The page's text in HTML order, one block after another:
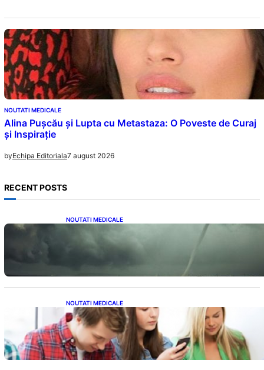
NOUTATI MEDICALE
Alina Pușcău și Lupta cu Metastaza: O Poveste de Curaj
și Inspirație
byEchipa Editoriala7 august 2026
RECENT POSTS
NOUTATI MEDICALE
România în fața unei veri extreme: Canicula
și efectele sale devastatoare în august
NOUTATI MEDICALE
Impactul ascuns al smartphone-urilor asupra
sănătății: Cum scrollingul zilnic ne afectează
corpul